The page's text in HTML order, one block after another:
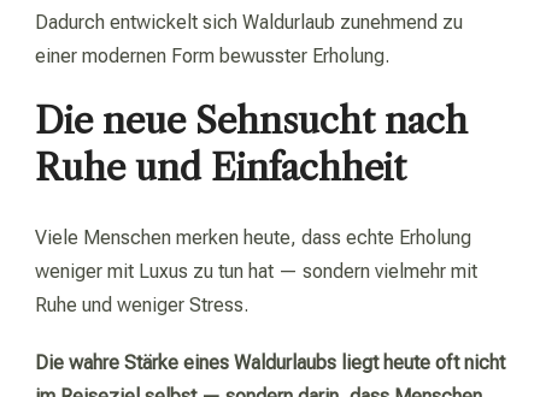
Dadurch entwickelt sich Waldurlaub zunehmend zu
einer modernen Form bewusster Erholung.
Die neue Sehnsucht nach
Ruhe und Einfachheit
Viele Menschen merken heute, dass echte Erholung
weniger mit Luxus zu tun hat — sondern vielmehr mit
Ruhe und weniger Stress.
Die wahre Stärke eines Waldurlaubs liegt heute oft nicht